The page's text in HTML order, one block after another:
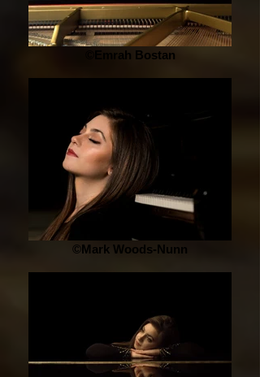
©Emrah Bostan
©Mark Woods-Nunn